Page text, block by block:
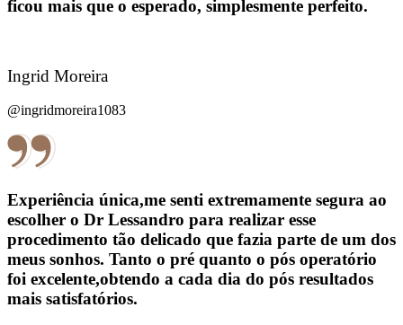
ficou mais que o esperado, simplesmente perfeito.
Ingrid Moreira
@ingridmoreira1083
Experiência única,me senti extremamente segura ao
escolher o Dr Lessandro para realizar esse
procedimento tão delicado que fazia parte de um dos
meus sonhos. Tanto o pré quanto o pós operatório
foi excelente,obtendo a cada dia do pós resultados
mais satisfatórios.